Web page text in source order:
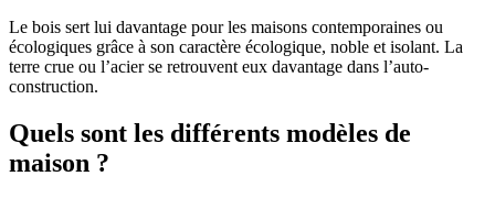
Le bois sert lui davantage pour les maisons contemporaines ou
écologiques grâce à son caractère écologique, noble et isolant. La
terre crue ou l’acier se retrouvent eux davantage dans l’auto-
construction.
Quels sont les différents modèles de
maison ?